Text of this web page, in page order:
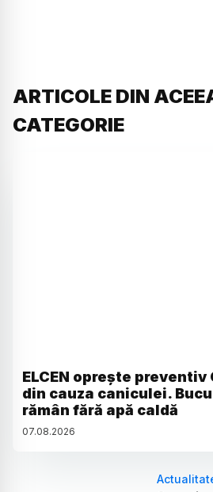
ARTICOLE DIN
CATEGORIE
ELCEN oprește preventiv
din cauza caniculei.
rămân fără apă caldă
07.08.2026